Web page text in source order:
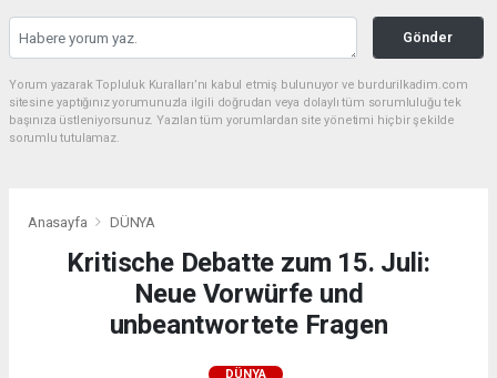
Gönder
Yorum yazarak Topluluk Kuralları’nı kabul etmiş bulunuyor ve burdurilkadim.com
sitesine yaptığınız yorumunuzla ilgili doğrudan veya dolaylı tüm sorumluluğu tek
başınıza üstleniyorsunuz. Yazılan tüm yorumlardan site yönetimi hiçbir şekilde
sorumlu tutulamaz.
Anasayfa DÜNYA
Kritische Debatte zum 15. Juli:
Neue Vorwürfe und
unbeantwortete Fragen
DÜNYA